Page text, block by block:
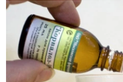
ARAŞDIRMA
MULTIMEDIA
VIDEO
FOTOQALEREYA
İNFOQRAFIKA
RADIO ARXIV
OXU ZALI
AZƏRBAYCAN ƏDƏBIYYATI KITABXANASI
HAQQIMIZDA
MISSIYAMIZ